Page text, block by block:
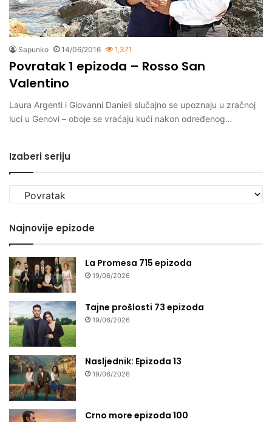
Sapunko 14/06/2016 1,371
Povratak 1 epizoda – Rosso San
Valentino
Laura Argenti i Giovanni Danieli slučajno se upoznaju u zračnoj
luci u Genovi – oboje se vraćaju kući nakon određenog…
Izaberi seriju
Izaberi
seriju
Najnovije epizode
La Promesa 715 epizoda
19/06/2026
Tajne prošlosti 73 epizoda
19/06/2026
Nasljednik: Epizoda 13
19/06/2026
Crno more epizoda 100